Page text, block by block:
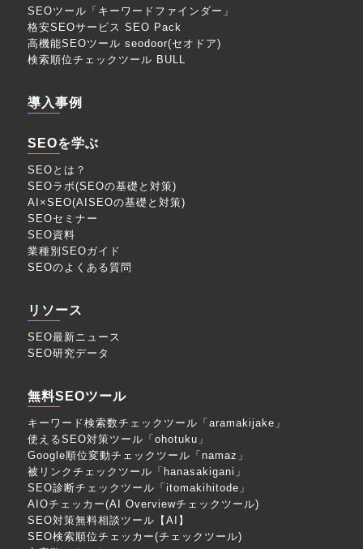
SEOツール「キーワードファインダー」
格安SEOサービス SEO Pack
高機能SEOツール seodoor(セオドア)
検索順位チェックツール BULL
導入事例
SEOを学ぶ
SEOとは？
SEOラボ(SEOの基礎と対策)
AI×SEO(AISEOの基礎と対策)
SEOセミナー
SEO資料
業種別SEOガイド
SEOのよくある質問
リソース
SEO最新ニュース
SEO研究データ
無料SEOツール
キーワード検索数チェックツール「aramakijake」
使えるSEO対策ツール「ohotuku」
Google順位変動チェックツール「namaz」
被リンクチェックツール「hanasakigani」
SEO診断チェックツール「itomakihitode」
AIOチェッカー(AI Overviewチェックツール)
SEO対策無料相談ツール【AI】
SEO検索順位チェッカー(チェックツール)